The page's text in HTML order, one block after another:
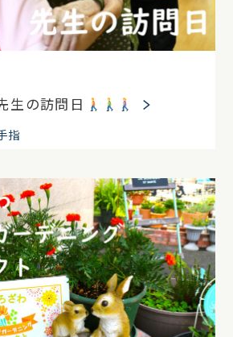
生の訪問日
指